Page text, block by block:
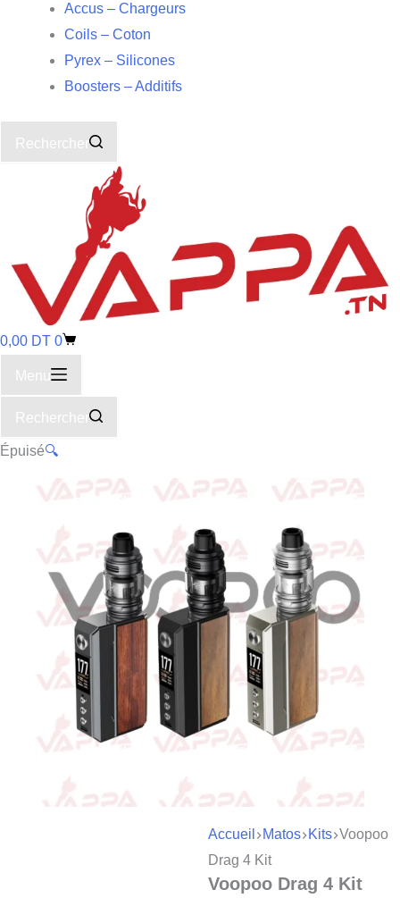
Accus – Chargeurs
Coils – Coton
Pyrex – Silicones
Boosters – Additifs
Rechercher
0,00 DT 0
Menu
Rechercher
Épuisé🔍
Accueil Matos Kits Voopoo
Drag 4 Kit
Voopoo Drag 4 Kit